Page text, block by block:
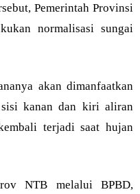
Pemerintah Provinsi
normalisasi sungai
akan dimanfaatkan
kanan dan kiri aliran
terjadi saat hujan
NTB melalui BPBD,